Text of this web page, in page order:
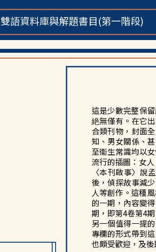
語資料庫與解題書目(第一階段)
這是少數完整保
絶無僅有。在它
合類刊物，封面
知、男女關係、
至衞生常識均以
流行的插圖：女
〈本刊啟事〉說
後，偵探故事減
人等創作。這種
的一期，內容變
期，即第4卷第4期
另一個值得一提
專欄的形式帶到
也頗受歡迎，及